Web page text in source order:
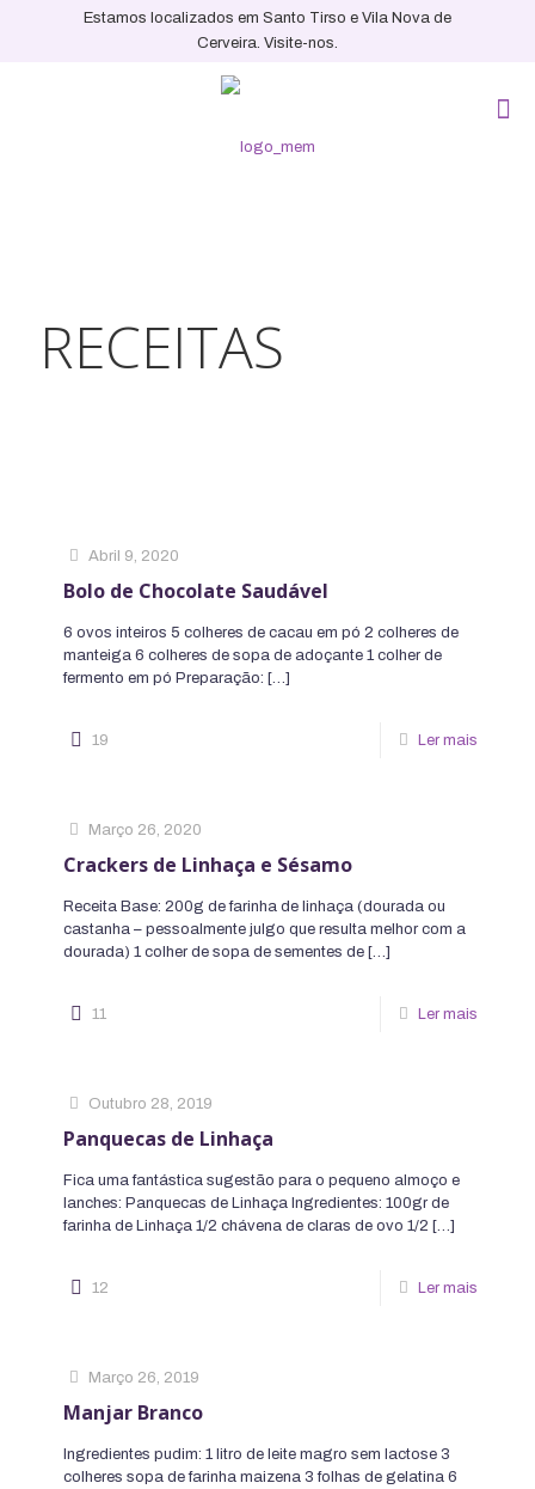
Estamos localizados em Santo Tirso e Vila Nova de
Cerveira. Visite-nos.
RECEITAS
Abril 9, 2020
Bolo de Chocolate Saudável
6 ovos inteiros 5 colheres de cacau em pó 2 colheres de
manteiga 6 colheres de sopa de adoçante 1 colher de
fermento em pó Preparação: […]
19 Ler mais
Março 26, 2020
Crackers de Linhaça e Sésamo
Receita Base: 200g de farinha de linhaça (dourada ou
castanha – pessoalmente julgo que resulta melhor com a
dourada) 1 colher de sopa de sementes de […]
11 Ler mais
Outubro 28, 2019
Panquecas de Linhaça
Fica uma fantástica sugestão para o pequeno almoço e
lanches: Panquecas de Linhaça Ingredientes: 100gr de
farinha de Linhaça 1/2 chávena de claras de ovo 1/2 […]
12 Ler mais
Março 26, 2019
Manjar Branco
Ingredientes pudim: 1 litro de leite magro sem lactose 3
colheres sopa de farinha maizena 3 folhas de gelatina 6